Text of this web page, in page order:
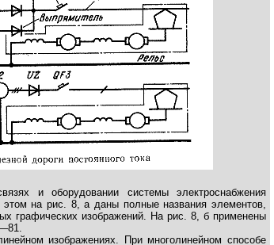
и оборудовании системы электроснабжения
этом на рис. 8, а даны полные названия элементов,
графических изображений. На рис. 8, б применены
изображениях. При многолинейном способе